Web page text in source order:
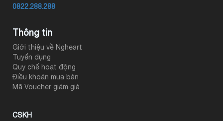
0822.288.288
Thông tin
Giới thiệu về Ngheart
Tuyển dụng
Quy chế hoạt động
Điều khoản mua bán
Mã Voucher giảm giá
CSKH